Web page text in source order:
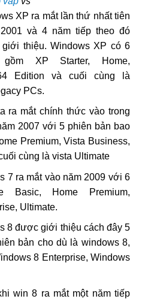
XP ra mắt lần thứ nhất tiên
và 4 năm tiếp theo đó
thiệu. Windows XP có 6
XP Starter, Home,
Edition và cuối cùng là
PCs.
ra mắt chính thức vào trong
2007 với 5 phiên bản bao
Premium, Vista Business,
cùng là vista Ultimate
7 ra mắt vào năm 2009 với 6
Basic, Home Premium,
Ultimate.
8 được giới thiệu cách đây 5
bản cho dù là windows 8,
8 Enterprise, Windows
win 8 ra mắt một năm tiếp